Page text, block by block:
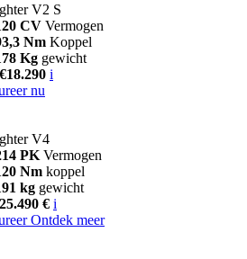
V2 S
CV Vermogen
Nm Koppel
Kg gewicht
i
nu
V4
PK Vermogen
Nm koppel
kg gewicht
€ i
Ontdek meer